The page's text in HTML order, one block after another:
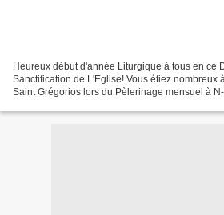
Heureux début d'année Liturgique à tous en ce
Sanctification de L'Eglise! Vous étiez nombreux
Saint Grégorios lors du Pèlerinage mensuel à